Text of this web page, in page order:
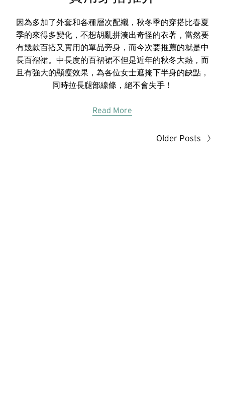
因為多加了外套和各種層次配襯，秋冬季的穿搭比春夏
季的來得多變化，不想胡亂拼湊出奇怪的衣著，當然要
有幾款百搭又實用的單品旁身，而今次要推薦的就是中
長百褶裙。中長度的百褶裙不但是近年的秋冬大熱，而
且有強大的顯瘦效果，為各位女士遮掩下半身的缺點，
同時拉長腿部線條，絕不會失手！
Read More
Older Posts